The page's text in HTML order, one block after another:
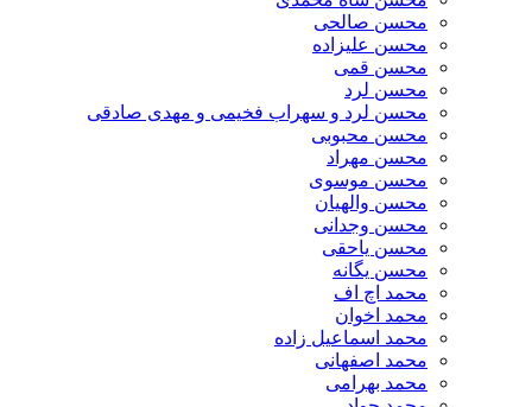
محسن صالحی
محسن علیزاده
محسن قمی
محسن لرد
محسن لرد و سهراب فخیمی و مهدی صادقی
محسن محبوبی
محسن مهراد
محسن موسوی
محسن والهیان
محسن وجدانی
محسن یاحقی
محسن یگانه
محمد اچ اف
محمد اخوان
محمد اسماعیل زاده
محمد اصفهانی
محمد بهرامی